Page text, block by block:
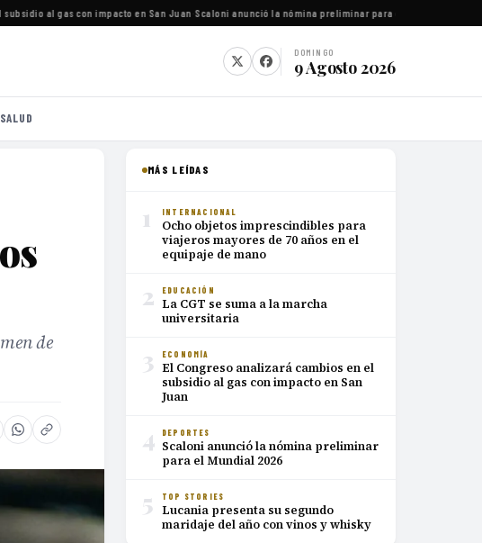
al gas con impacto en San Juan·Scaloni anunció la nómina preliminar para el Mundial 2026
DOMINGO
9 Agosto 2026
SALUD
de
MÁS LEÍDAS
1 INTERNACIONAL
Ocho objetos imprescindibles para
viajeros mayores de 70 años en el
equipaje de mano
2 EDUCACIÓN
La CGT se suma a la marcha
universitaria
3 ECONOMÍA
El Congreso analizará cambios en el
subsidio al gas con impacto en San
Juan
4 DEPORTES
Scaloni anunció la nómina preliminar
para el Mundial 2026
5 TOP STORIES
Lucania presenta su segundo
maridaje del año con vinos y whisky